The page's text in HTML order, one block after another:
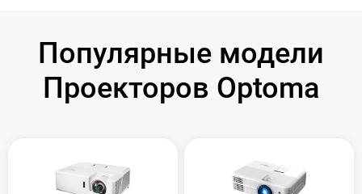
Популярные модели
Проекторов Optoma